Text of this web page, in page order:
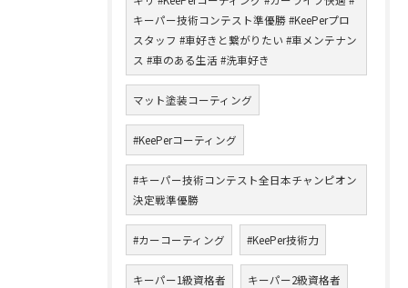
キーパー技術コンテスト準優勝 #KeePerプロ
スタッフ #車好きと繋がりたい #車メンテナン
ス #車のある生活 #洗車好き
マット塗装コーティング
#KeePerコーティング
#キーパー技術コンテスト全日本チャンピオン
決定戦準優勝
#カーコーティング #KeePer技術力
キーパー1級資格者 キーパー2級資格者